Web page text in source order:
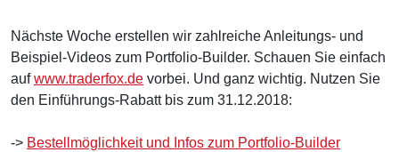
Nächste Woche erstellen wir zahlreiche Anleitungs- und
Beispiel-Videos zum Portfolio-Builder. Schauen Sie einfach
aufwww.traderfox.de vorbei. Und ganz wichtig. Nutzen Sie
den Einführungs-Rabatt bis zum 31.12.2018:
-> Bestellmöglichkeit und Infos zum Portfolio-Builder